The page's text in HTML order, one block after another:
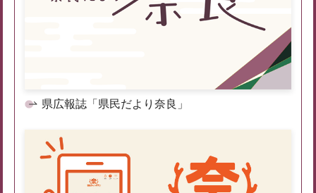
県広報誌「県民だより奈良」